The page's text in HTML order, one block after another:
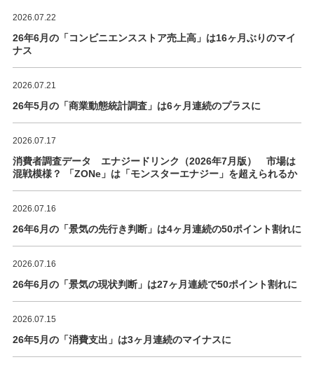
2026.07.22
26年6月の「コンビニエンスストア売上高」は16ヶ月ぶりのマイ
ナス
2026.07.21
26年5月の「商業動態統計調査」は6ヶ月連続のプラスに
2026.07.17
消費者調査データ エナジードリンク（2026年7月版） 市場は
混戦模様？ 「ZONe」は「モンスターエナジー」を超えられるか
2026.07.16
26年6月の「景気の先行き判断」は4ヶ月連続の50ポイント割れに
2026.07.16
26年6月の「景気の現状判断」は27ヶ月連続で50ポイント割れに
2026.07.15
26年5月の「消費支出」は3ヶ月連続のマイナスに